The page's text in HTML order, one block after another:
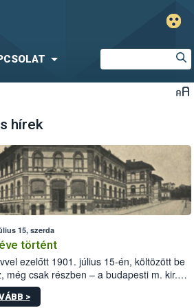
hírek
15, szerda
történt
ezelőtt 1901. július 15-én, költözött be
még csak részben – a budapesti m. kir.
állomás a Kis Rókus utca
alatti, Czigler Győző által tervezett új
>